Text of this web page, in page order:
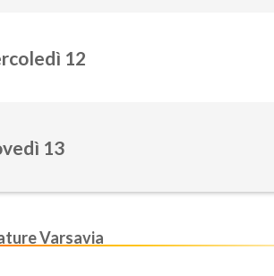
12
13
Varsavia